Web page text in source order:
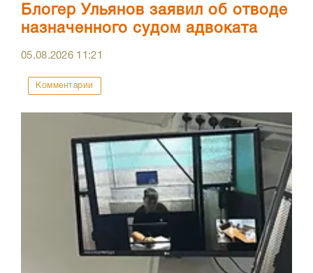
Блогер Ульянов заявил об отводе
назначенного судом адвоката
05.08.2026 11:21
Комментарии